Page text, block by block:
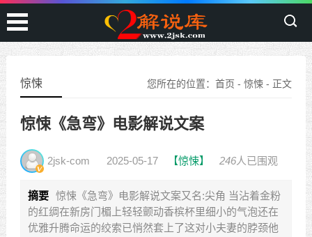
您所在的位置：首页 -惊悚 - 正文
惊悚
惊悚《急弯》电影解说文案
2jsk-com 2025-05-17 【惊悚】 246人已围观
摘要 惊悚《急弯》电影解说文案又名:尖角 当沾着金粉
的红绸在新房门楣上轻轻颤动香槟杯里细小的气泡还在
优雅升腾命运的绞索已悄然套上了这对小夫妻的脖颈他